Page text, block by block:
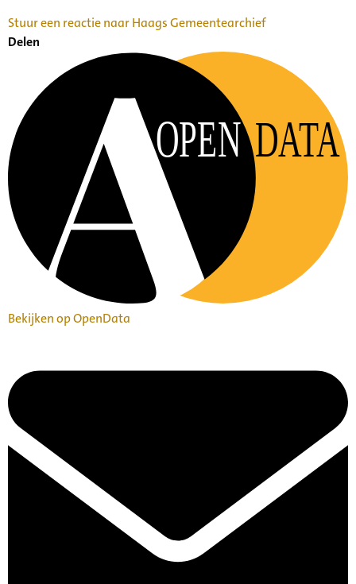
Stuur een reactie naar Haags Gemeentearchief
Delen
OPEN DATA
Bekijken op OpenData